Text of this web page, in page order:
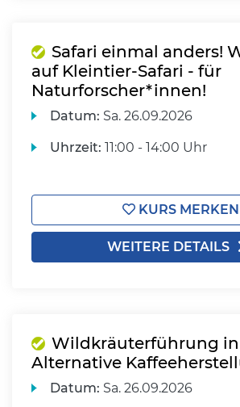
Safari einmal anders!
auf Kleintier-Safari - für
Naturforscher*innen!
Datum: Sa. 26.09.2026
Uhrzeit: 11:00 - 14:00 Uhr
KURS MERKEN
WEITERE DETAILS
Wildkräuterführung in
Alternative
Datum: Sa. 26.09.2026